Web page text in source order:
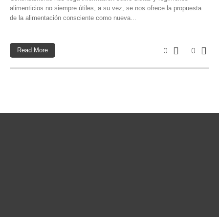
alimenticios no siempre útiles, a su vez, se nos ofrece la propuesta
de la alimentación consciente como nueva...
0 0
Read More